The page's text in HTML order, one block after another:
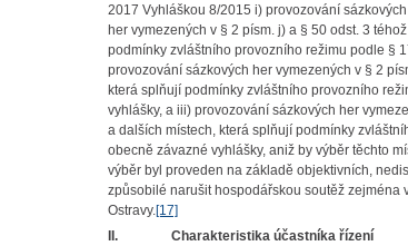
2017 Vyhláškou 8/2015 i) provozování
her vymezených v § 2 písm. j) a § 50 odst. 3
podmínky zvláštního provozního režimu podle §
provozování sázkových her vymezených v § 2
která splňují podmínky zvláštního provozního
vyhlášky, a iii) provozování sázkových her
a dalších místech, která splňují podmínky
obecně závazné vyhlášky, aniž by výběr těchto
výběr byl proveden na základě objektivních,
způsobilé narušit hospodářskou soutěž zejména
Ostravy.[17]
II.
Charakteristika účastníka řízení